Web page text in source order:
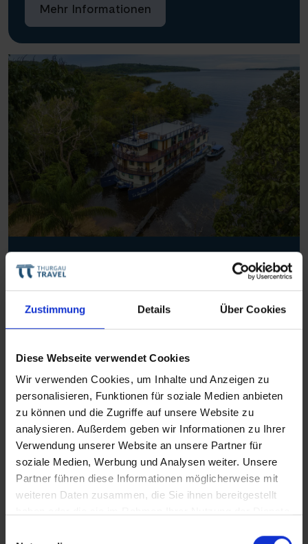
Zustimmung Details Über Cookies
Diese Webseite verwendet Cookies
Wir verwenden Cookies, um Inhalte und Anzeigen zu
personalisieren, Funktionen für soziale Medien anbieten
zu können und die Zugriffe auf unsere Website zu
analysieren. Außerdem geben wir Informationen zu Ihrer
Verwendung unserer Website an unsere Partner für
soziale Medien, Werbung und Analysen weiter. Unsere
Partner führen diese Informationen möglicherweise mit
weiteren Daten zusammen, die Sie ihnen bereitgestellt
Mehr Informationen
MS Jangada
Mehr Informationen